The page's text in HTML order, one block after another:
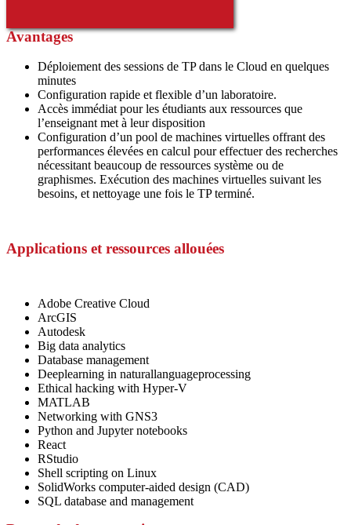
Avantages
Déploiement des sessions de TP dans le Cloud en quelques
minutes
Configuration rapide et flexible d’un laboratoire.
Accès immédiat pour les étudiants aux ressources que
l’enseignant met à leur disposition
Configuration d’un pool de machines virtuelles offrant des
performances élevées en calcul pour effectuer des recherches
nécessitant beaucoup de ressources système ou de
graphismes. Exécution des machines virtuelles suivant les
besoins, et nettoyage une fois le TP terminé.
Applications et ressources allouées
Adobe Creative Cloud
ArcGIS
Autodesk
Big data analytics
Database management
Deeplearning in naturallanguageprocessing
Ethical hacking with Hyper-V
MATLAB
Networking with GNS3
Python and Jupyter notebooks
React
RStudio
Shell scripting on Linux
SolidWorks computer-aided design (CAD)
SQL database and management